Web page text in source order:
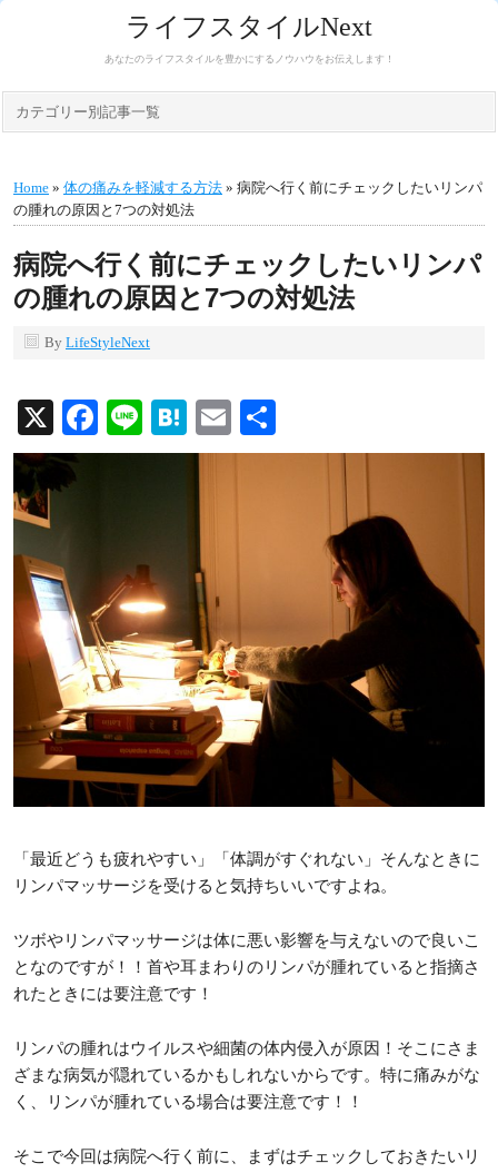
ライフスタイルNext
あなたのライフスタイルを豊かにするノウハウをお伝えします！
カテゴリー別記事一覧
Home » 体の痛みを軽減する方法 » 病院へ行く前にチェックしたいリンパ
の腫れの原因と7つの対処法
病院へ行く前にチェックしたいリンパ
の腫れの原因と7つの対処法
By LifeStyleNext
X Facebook
LineHatenaEmail
有
「最近どうも疲れやすい」「体調がすぐれない」そんなときに
リンパマッサージを受けると気持ちいいですよね。
ツボやリンパマッサージは体に悪い影響を与えないので良いこ
となのですが！！首や耳まわりのリンパが腫れていると指摘さ
れたときには要注意です！
リンパの腫れはウイルスや細菌の体内侵入が原因！そこにさま
ざまな病気が隠れているかもしれないからです。特に痛みがな
く、リンパが腫れている場合は要注意です！！
そこで今回は病院へ行く前に、まずはチェックしておきたいリ